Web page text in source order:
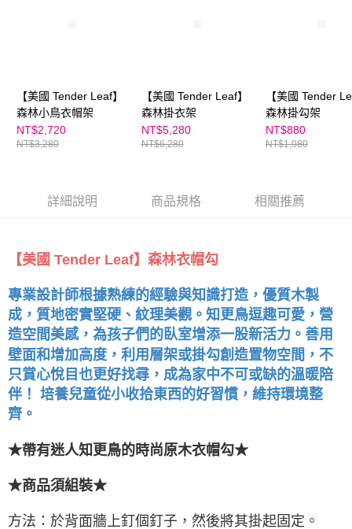
恩沛科技股份有限公司將有權停止該用戶之使用額度並採取法律行動。
【美國 Tender Leaf】
森林小鳥衣帽架
NT$2,720
NT$3,280
【美國 Tender Leaf】
森林掛衣架
NT$5,280
NT$6,280
【美國 Tender
森林掛勾架
NT$880
NT$1,080
詳細說明 商品規格 相關推薦
【美國 Tender Leaf】森林衣帽勾
專業設計師根據熟練的經驗與知識打造，優質木製
成，質地密實堅硬、紋理美觀。知更鳥逗趣可愛，營
造空間美感，為孩子們的臥室增添一股新活力。善用
壁面和增加高度，利用層架或掛勾創造置物空間，不
只賞心悅目也更好找尋，成為家中不可或缺的溫暖陪
伴！ 培養兒童從小收拾東西的好習慣，維持環境整
齊。
★帶有迷人知更鳥的時尚原木衣帽勾★
★商品須組裝★
方法：於背面牆上釘個釘子，然後將其掛起固定。